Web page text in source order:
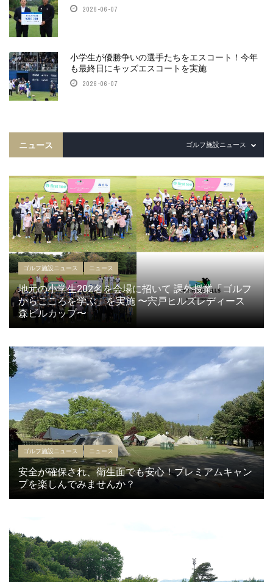
2026-06-07
小学生が優勝争いの選手たちをエスコート！今年
も最終日にキッズエスコートを実施
2026-06-07
ニュース ゴルフ施設ニュース
ゴルフ施設ニュース ニュース
地元の小学生202名を会場に招いて 課外授業「ゴルフ
からこころを学ぶ」を実施 〜宍戸ヒルズレディース
森ビルカップ〜
ゴルフ施設ニュース ニュース
安全が確保され、衛生面でも安心！プレミアムキャン
プを楽しんでみませんか？